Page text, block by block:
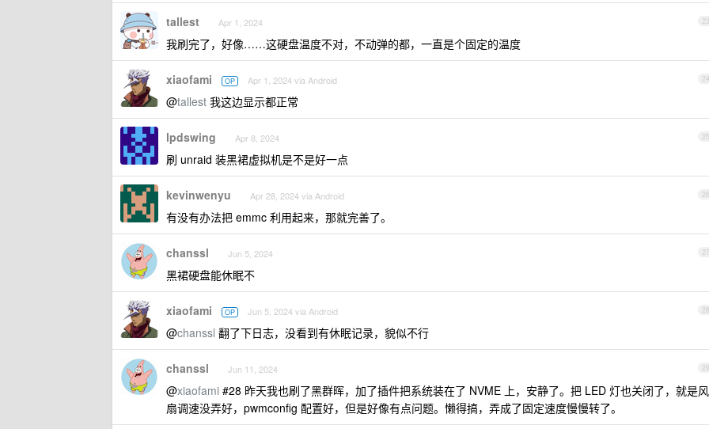
23
tallest Apr 1, 2024
我刷完了，好像……这硬盘温度不对，不动弹的都，一直是个固定的温度
24
xiaofami OP Apr 1, 2024 via Android
@tallest 我这边显示都正常
25
lpdswing Apr 8, 2024
刷 unraid 装黑裙虚拟机是不是好一点
26
kevinwenyu Apr 28, 2024 via Android
有没有办法把 emmc 利用起来，那就完善了。
27
chanssl Jun 5, 2024
黑裙硬盘能休眠不
28
xiaofami OP Jun 5, 2024 via Android
@chanssl 翻了下日志，没看到有休眠记录，貌似不行
29
chanssl Jun 11, 2024
@xiaofami #28 昨天我也刷了黑群晖，加了插件把系统装在了 NVME 上，安静了。把 LED 灯也关闭了，就是风
扇调速没弄好，pwmconfig 配置好，但是好像有点问题。懒得搞，弄成了固定速度慢慢转了。